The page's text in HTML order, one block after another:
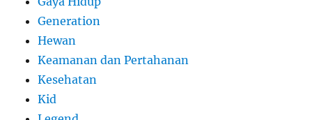
Generation
Hewan
Keamanan dan Pertahanan
Kesehatan
Kid